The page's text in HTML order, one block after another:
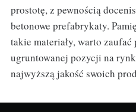
prostotę, z pewnością
betonowe prefabrykaty.
takie materiały, warto zaufać
ugruntowanej pozycji na
najwyższą jakość swoich